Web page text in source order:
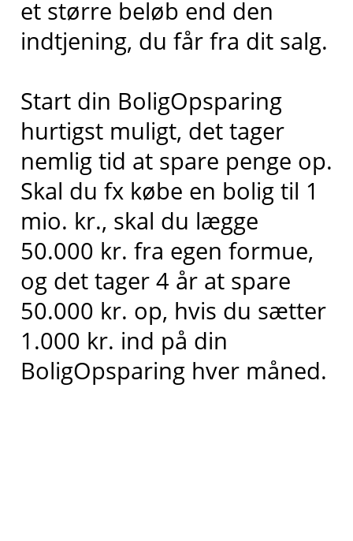
et større beløb end den
indtjening, du får fra dit salg.
Start din BoligOpsparing
hurtigst muligt, det tager
nemlig tid at spare penge op.
Skal du fx købe en bolig til 1
mio. kr., skal du lægge
50.000 kr. fra egen formue,
og det tager 4 år at spare
50.000 kr. op, hvis du sætter
1.000 kr. ind på din
BoligOpsparing hver måned.